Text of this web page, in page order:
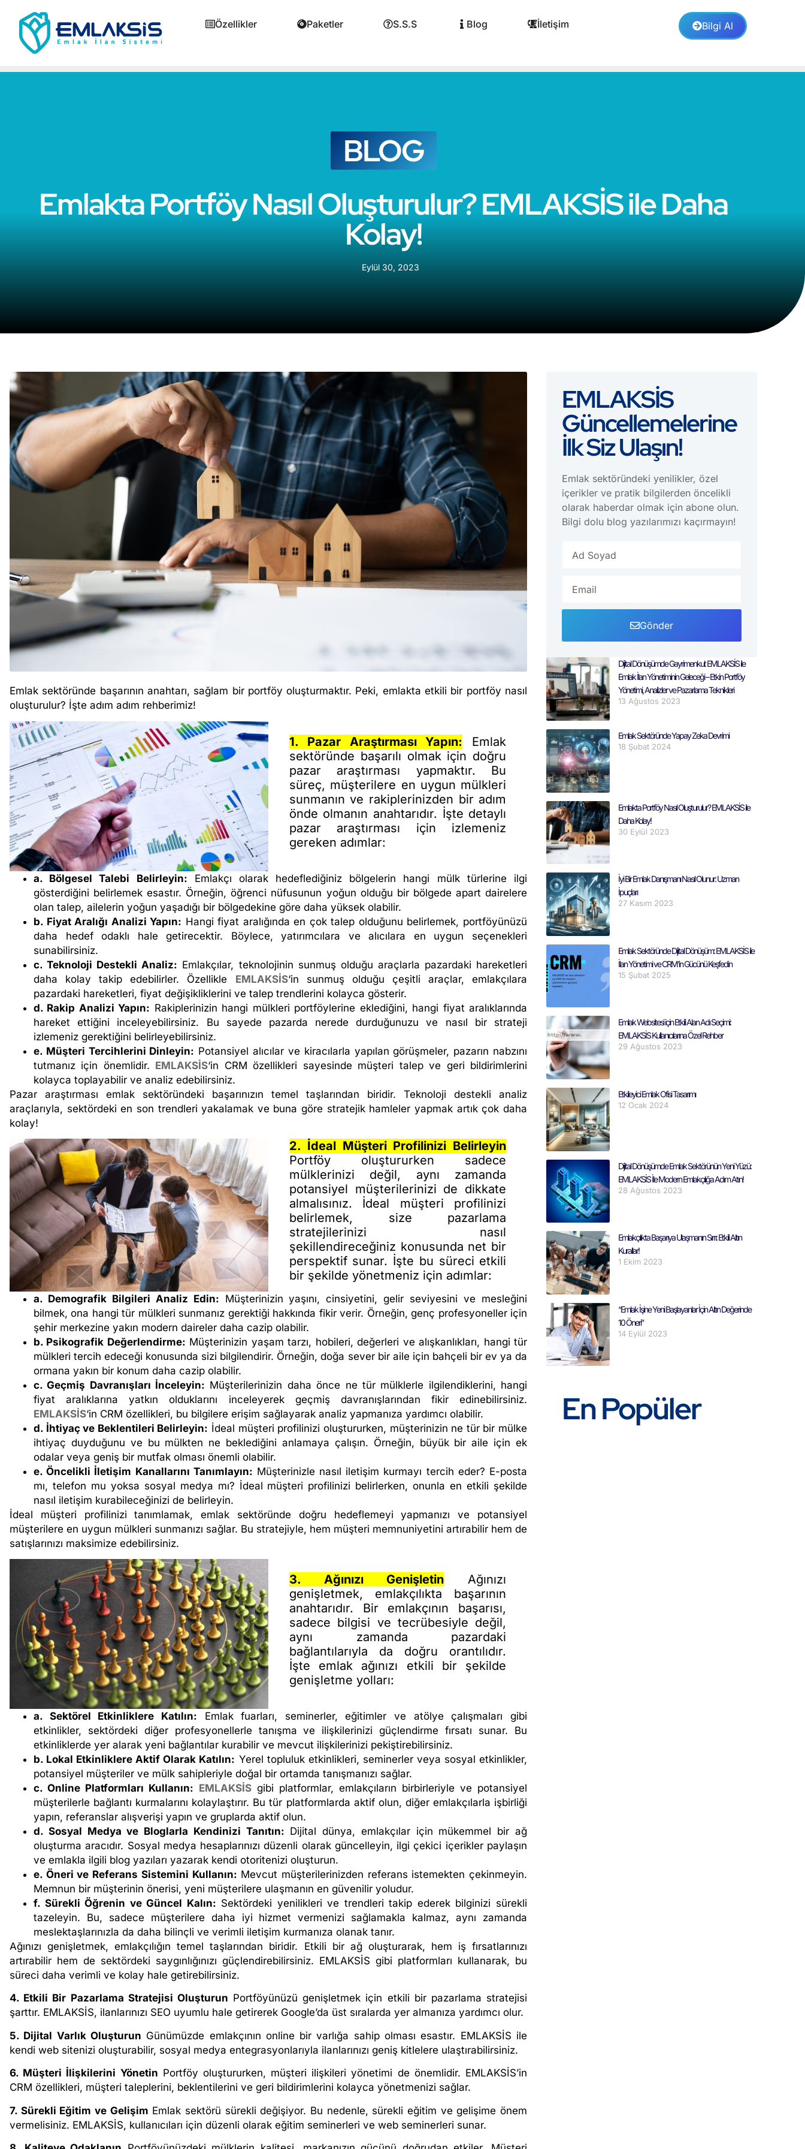
Özellikler Paketler S.S.S Blog İletişim Bilgi Al
BLOG
Emlakta Portföy Nasıl Oluşturulur? EMLAKSİS ile Daha
Kolay!
Eylül 30, 2023
Emlak sektöründe başarının anahtarı, sağlam bir portföy oluşturmaktır. Peki, emlakta etkili bir portföy nasıl
oluşturulur? İşte adım adım rehberimiz!
1. Pazar Araştırması Yapın:
Emlak
sektöründe başarılı olmak için doğru
pazar araştırması yapmaktır. Bu
süreç, müşterilere en uygun mülkleri
sunmanın ve rakiplerinizden bir adım
önde olmanın anahtarıdır. İşte detaylı
pazar araştırması için izlemeniz
gereken adımlar:
a. Bölgesel Talebi Belirleyin: Emlakçı olarak hedeflediğiniz bölgelerin hangi mülk türlerine ilgi
gösterdiğini belirlemek esastır. Örneğin, öğrenci nüfusunun yoğun olduğu bir bölgede apart dairelere
olan talep, ailelerin yoğun yaşadığı bir bölgedekine göre daha yüksek olabilir.
b. Fiyat Aralığı Analizi Yapın: Hangi fiyat aralığında en çok talep olduğunu belirlemek, portföyünüzü
daha hedef odaklı hale getirecektir. Böylece, yatırımcılara ve alıcılara en uygun seçenekleri
sunabilirsiniz.
c. Teknoloji Destekli Analiz: Emlakçılar, teknolojinin sunmuş olduğu araçlarla pazardaki hareketleri
daha kolay takip edebilirler. Özellikle EMLAKSİS‘in sunmuş olduğu çeşitli araçlar, emlakçılara
pazardaki hareketleri, fiyat değişikliklerini ve talep trendlerini kolayca gösterir.
d. Rakip Analizi Yapın: Rakiplerinizin hangi mülkleri portföylerine eklediğini, hangi fiyat aralıklarında
hareket ettiğini inceleyebilirsiniz. Bu sayede pazarda nerede durduğunuzu ve nasıl bir strateji
izlemeniz gerektiğini belirleyebilirsiniz.
e. Müşteri Tercihlerini Dinleyin: Potansiyel alıcılar ve kiracılarla yapılan görüşmeler, pazarın nabzını
tutmanız için önemlidir. EMLAKSİS‘in CRM özellikleri sayesinde müşteri talep ve geri bildirimlerini
kolayca toplayabilir ve analiz edebilirsiniz.
Pazar araştırması emlak sektöründeki başarınızın temel taşlarından biridir. Teknoloji destekli analiz
araçlarıyla, sektördeki en son trendleri yakalamak ve buna göre stratejik hamleler yapmak artık çok daha
kolay!
2. İdeal Müşteri Profilinizi Belirleyin
Portföy oluştururken sadece
mülklerinizi değil, aynı zamanda
potansiyel müşterilerinizi de dikkate
almalısınız. İdeal müşteri profilinizi
belirlemek, size pazarlama
stratejilerinizi nasıl
şekillendireceğiniz konusunda net bir
perspektif sunar. İşte bu süreci etkili
bir şekilde yönetmeniz için adımlar:
a. Demografik Bilgileri Analiz Edin: Müşterinizin yaşını, cinsiyetini, gelir seviyesini ve mesleğini
bilmek, ona hangi tür mülkleri sunmanız gerektiği hakkında fikir verir. Örneğin, genç profesyoneller için
şehir merkezine yakın modern daireler daha cazip olabilir.
b. Psikografik Değerlendirme: Müşterinizin yaşam tarzı, hobileri, değerleri ve alışkanlıkları, hangi tür
mülkleri tercih edeceği konusunda sizi bilgilendirir. Örneğin, doğa sever bir aile için bahçeli bir ev ya da
ormana yakın bir konum daha cazip olabilir.
c. Geçmiş Davranışları İnceleyin: Müşterilerinizin daha önce ne tür mülklerle ilgilendiklerini, hangi
fiyat aralıklarına yatkın olduklarını inceleyerek geçmiş davranışlarından fikir edinebilirsiniz.
EMLAKSİS‘in CRM özellikleri, bu bilgilere erişim sağlayarak analiz yapmanıza yardımcı olabilir.
d. İhtiyaç ve Beklentileri Belirleyin: İdeal müşteri profilinizi oluştururken, müşterinizin ne tür bir mülke
ihtiyaç duyduğunu ve bu mülkten ne beklediğini anlamaya çalışın. Örneğin, büyük bir aile için ek
odalar veya geniş bir mutfak olması önemli olabilir.
e. Öncelikli İletişim Kanallarını Tanımlayın: Müşterinizle nasıl iletişim kurmayı tercih eder? E-posta
mı, telefon mu yoksa sosyal medya mı? İdeal müşteri profilinizi belirlerken, onunla en etkili şekilde
nasıl iletişim kurabileceğinizi de belirleyin.
İdeal müşteri profilinizi tanımlamak, emlak sektöründe doğru hedeflemeyi yapmanızı ve potansiyel
müşterilere en uygun mülkleri sunmanızı sağlar. Bu stratejiyle, hem müşteri memnuniyetini artırabilir hem de
satışlarınızı maksimize edebilirsiniz.
3. Ağınızı Genişletin Ağınızı
genişletmek, emlakçılıkta başarının
anahtarıdır. Bir emlakçının başarısı,
sadece bilgisi ve tecrübesiyle değil,
aynı zamanda pazardaki
bağlantılarıyla da doğru orantılıdır.
İşte emlak ağınızı etkili bir şekilde
genişletme yolları:
a. Sektörel Etkinliklere Katılın: Emlak fuarları, seminerler, eğitimler ve atölye çalışmaları gibi
etkinlikler, sektördeki diğer profesyonellerle tanışma ve ilişkilerinizi güçlendirme fırsatı sunar. Bu
etkinliklerde yer alarak yeni bağlantılar kurabilir ve mevcut ilişkilerinizi pekiştirebilirsiniz.
b. Lokal Etkinliklere Aktif Olarak Katılın: Yerel topluluk etkinlikleri, seminerler veya sosyal etkinlikler,
potansiyel müşteriler ve mülk sahipleriyle doğal bir ortamda tanışmanızı sağlar.
c. Online Platformları Kullanın: EMLAKSİS gibi platformlar, emlakçıların birbirleriyle ve potansiyel
müşterilerle bağlantı kurmalarını kolaylaştırır. Bu tür platformlarda aktif olun, diğer emlakçılarla işbirliği
yapın, referanslar alışverişi yapın ve gruplarda aktif olun.
d. Sosyal Medya ve Bloglarla Kendinizi Tanıtın: Dijital dünya, emlakçılar için mükemmel bir ağ
oluşturma aracıdır. Sosyal medya hesaplarınızı düzenli olarak güncelleyin, ilgi çekici içerikler paylaşın
ve emlakla ilgili blog yazıları yazarak kendi otoritenizi oluşturun.
e. Öneri ve Referans Sistemini Kullanın: Mevcut müşterilerinizden referans istemekten çekinmeyin.
Memnun bir müşterinin önerisi, yeni müşterilere ulaşmanın en güvenilir yoludur.
f. Sürekli Öğrenin ve Güncel Kalın: Sektördeki yenilikleri ve trendleri takip ederek bilginizi sürekli
tazeleyin. Bu, sadece müşterilere daha iyi hizmet vermenizi sağlamakla kalmaz, aynı zamanda
meslektaşlarınızla da daha bilinçli ve verimli iletişim kurmanıza olanak tanır.
Ağınızı genişletmek, emlakçılığın temel taşlarından biridir. Etkili bir ağ oluşturarak, hem iş fırsatlarınızı
artırabilir hem de sektördeki saygınlığınızı güçlendirebilirsiniz. EMLAKSİS gibi platformları kullanarak, bu
süreci daha verimli ve kolay hale getirebilirsiniz.
4. Etkili Bir Pazarlama Stratejisi Oluşturun Portföyünüzü genişletmek için etkili bir pazarlama stratejisi
şarttır. EMLAKSİS, ilanlarınızı SEO uyumlu hale getirerek Google’da üst sıralarda yer almanıza yardımcı olur.
5. Dijital Varlık Oluşturun Günümüzde emlakçının online bir varlığa sahip olması esastır. EMLAKSİS ile
kendi web sitenizi oluşturabilir, sosyal medya entegrasyonlarıyla ilanlarınızı geniş kitlelere ulaştırabilirsiniz.
6. Müşteri İlişkilerini Yönetin Portföy oluştururken, müşteri ilişkileri yönetimi de önemlidir. EMLAKSİS’in
CRM özellikleri, müşteri taleplerini, beklentilerini ve geri bildirimlerini kolayca yönetmenizi sağlar.
7. Sürekli Eğitim ve Gelişim Emlak sektörü sürekli değişiyor. Bu nedenle, sürekli eğitim ve gelişime önem
vermelisiniz. EMLAKSİS, kullanıcıları için düzenli olarak eğitim seminerleri ve web seminerleri sunar.
EMLAKSİS
Güncellemelerine
İlk Siz Ulaşın!
Emlak sektöründeki yenilikler, özel
içerikler ve pratik bilgilerden öncelikli
olarak haberdar olmak için abone olun.
Bilgi dolu blog yazılarımızı kaçırmayın!
Gönder
Dijital Dönüşümde Gayrimenkul: EMLAKSİS ile
Emlak İlan Yönetiminin Geleceği – Etkin Portföy
Yönetimi, Analizler ve Pazarlama Teknikleri
13 Ağustos 2023
Emlak Sektöründe Yapay Zeka Devrimi
18 Şubat 2024
Emlakta Portföy Nasıl Oluşturulur? EMLAKSİS ile
Daha Kolay!
30 Eylül 2023
İyi Bir Emlak Danışmanı Nasıl Olunur: Uzman
İpuçları
27 Kasım 2023
Emlak Sektöründe Dijital Dönüşüm: EMLAKSİS ile
İlan Yönetimi ve CRM’in Gücünü Keşfedin
15 Şubat 2025
Emlak Websitesi için Etkili Alan Adı Seçimi:
EMLAKSİS Kullanıcılarına Özel Rehber
29 Ağustos 2023
Etkileyici Emlak Ofisi Tasarımı
12 Ocak 2024
Dijital Dönüşümde Emlak Sektörünün Yeni Yüzü:
EMLAKSİS İle Modern Emlakçılığa Adım Atın!
28 Ağustos 2023
Emlakçılıkta Başarıya Ulaşmanın Sırrı: Etkili Altın
Kurallar!
1 Ekim 2023
“Emlak İşine Yeni Başlayanlar İçin Altın Değerinde
10 Öneri”
14 Eylül 2023
En Popüler